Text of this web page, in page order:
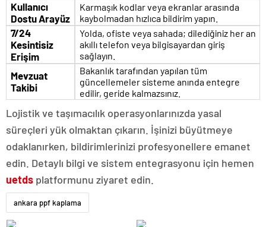
Kullanıcı
Dostu Arayüz
Karmaşık kodlar veya ekranlar arasında
kaybolmadan hızlıca bildirim yapın.
7/24
Kesintisiz
Erişim
Yolda, ofiste veya sahada; dilediğiniz her an
akıllı telefon veya bilgisayardan giriş
sağlayın.
Mevzuat
Takibi
Bakanlık tarafından yapılan tüm
güncellemeler sisteme anında entegre
edilir, geride kalmazsınız.
Lojistik ve taşımacılık operasyonlarınızda yasal
süreçleri yük olmaktan çıkarın. İşinizi büyütmeye
odaklanırken, bildirimlerinizi profesyonellere emanet
edin. Detaylı bilgi ve sistem entegrasyonu için hemen
uetds platformunu ziyaret edin.
ankara ppf kaplama